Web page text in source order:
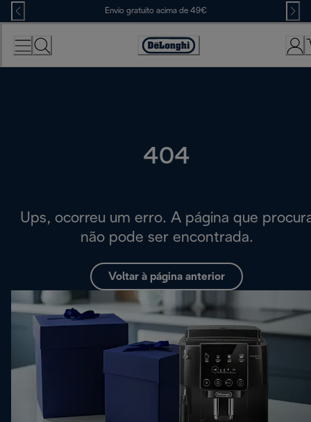
Skip
to
Content
Envio gratuito acima de 49€
Accessibility
Statement
404
Ups, ocorreu um erro. A página que
não pode ser encontrada.
Voltar à página anterior